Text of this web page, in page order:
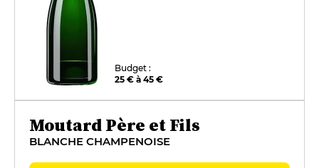
Budget :
25 € à 45 €
Moutard Père et Fils
BLANCHE CHAMPENOISE